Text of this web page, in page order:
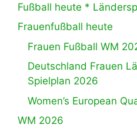
Fußball heute *
Frauenfußball heute
Frauen Fußball WM
Deutschland Frauen
Spielplan 2026
Women’s European
WM 2026